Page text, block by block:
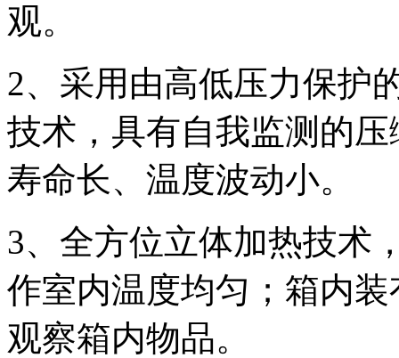
观。
2、采用由高低压力保护
技术，具有自我监测的
寿命长、温度波动小。
3、全方位立体加热技术
作室内温度均匀；箱内
观察箱内物品。